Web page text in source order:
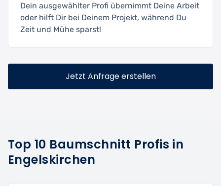
Dein ausgewählter Profi übernimmt Deine Arbeit
oder hilft Dir bei Deinem Projekt, während Du
Zeit und Mühe sparst!
Jetzt Anfrage erstellen
Top 10 Baumschnitt Profis in
Engelskirchen